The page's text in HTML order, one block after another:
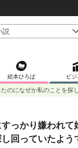
絵本ひろば ビジ
のになぜか私のことを探
っかり嫌われて
回っていたよう